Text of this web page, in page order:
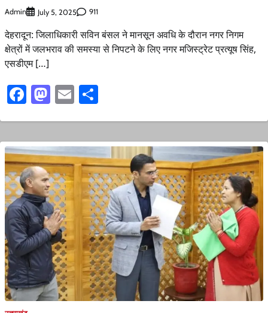
Admin July 5, 2025 911
देहरादून: जिलाधिकारी सविन बंसल ने मानसून अवधि के दौरान नगर निगम
क्षेत्रों में जलभराव की समस्या से निपटने के लिए नगर मजिस्ट्रेट प्रत्यूष सिंह,
एसडीएम […]
Facebook
Mastodon
Email